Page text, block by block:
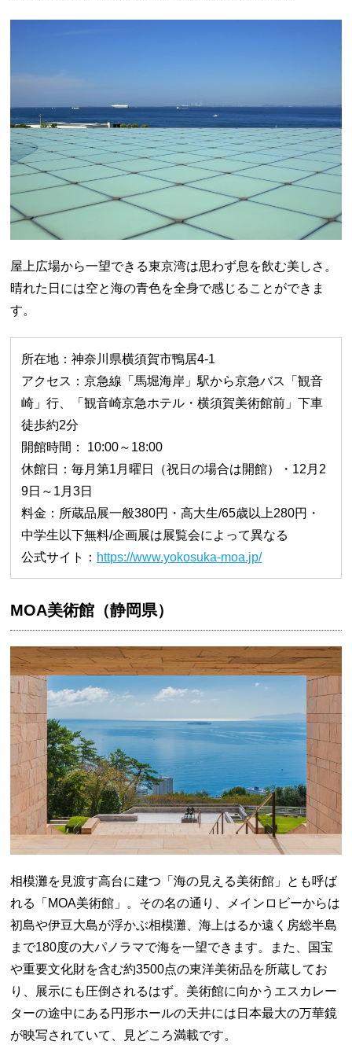
屋上広場から一望できる東京湾は思わず息を飲む美しさ。
晴れた日には空と海の青色を全身で感じることができま
す。
所在地：神奈川県横須賀市鴨居4-1
アクセス：京急線「馬堀海岸」駅から京急バス「観音
崎」行、「観音崎京急ホテル・横須賀美術館前」下車
徒歩約2分
開館時間： 10:00～18:00
休館日：毎月第1月曜日（祝日の場合は開館）・12月2
9日～1月3日
料金：所蔵品展一般380円・高大生/65歳以上280円・
中学生以下無料/企画展は展覧会によって異なる
公式サイト： https://www.yokosuka-moa.jp/
MOA美術館（静岡県）
相模灘を見渡す高台に建つ「海の見える美術館」とも呼ば
れる「MOA美術館」。その名の通り、メインロビーからは
初島や伊豆大島が浮かぶ相模灘、海上はるか遠く房総半島
まで180度の大パノラマで海を一望できます。また、国宝
や重要文化財を含む約3500点の東洋美術品を所蔵してお
り、展示にも圧倒されるはず。美術館に向かうエスカレー
ターの途中にある円形ホールの天井には日本最大の万華鏡
が映写されていて、見どころ満載です。